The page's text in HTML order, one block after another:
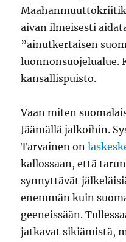
aivan ilmeisesti
”ainutkertaisen
luonnonsuojelualue.
kansallispuisto.
Vaan miten
Jäämällä jalkoihin.
Tarvainen on
kallossaan, että
synnyttävät
enemmän kuin
geeneissään.
jatkavat sikiämistä,